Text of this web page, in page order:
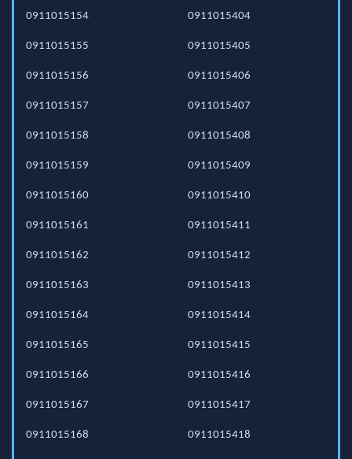
0911015154
0911015155
0911015156
0911015157
0911015158
0911015159
0911015160
0911015161
0911015162
0911015163
0911015164
0911015165
0911015166
0911015167
0911015168
0911015404
0911015405
0911015406
0911015407
0911015408
0911015409
0911015410
0911015411
0911015412
0911015413
0911015414
0911015415
0911015416
0911015417
0911015418